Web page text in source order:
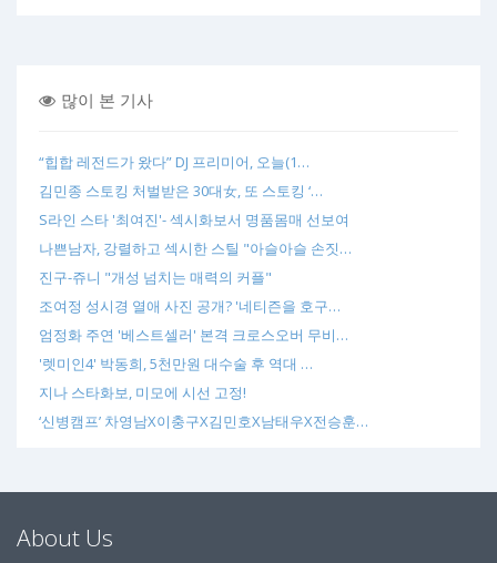
많이 본 기사
“힙합 레전드가 왔다” DJ 프리미어, 오늘(1…
김민종 스토킹 처벌받은 30대女, 또 스토킹 ‘…
S라인 스타 '최여진'- 섹시화보서 명품몸매 선보여
나쁜남자, 강렬하고 섹시한 스틸 "아슬아슬 손짓…
진구-쥬니 "개성 넘치는 매력의 커플"
조여정 성시경 열애 사진 공개? '네티즌을 호구…
엄정화 주연 '베스트셀러' 본격 크로스오버 무비…
'렛미인4' 박동희, 5천만원 대수술 후 역대 …
지나 스타화보, 미모에 시선 고정!
‘신병캠프’ 차영남X이충구X김민호X남태우X전승훈…
About Us